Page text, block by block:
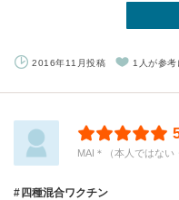
2016年11月投稿 1人が参考
MAI＊（本人ではない
四種混合ワクチン